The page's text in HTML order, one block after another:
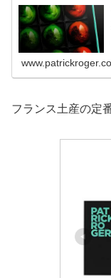
フランス土産の定